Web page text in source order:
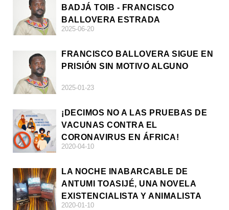
BADJÁ TOIB - FRANCISCO
BALLOVERA ESTRADA
2025-06-20
FRANCISCO BALLOVERA SIGUE EN
PRISIÓN SIN MOTIVO ALGUNO
2025-01-23
¡DECIMOS NO A LAS PRUEBAS DE
VACUNAS CONTRA EL
CORONAVIRUS EN ÁFRICA!
2020-04-10
LA NOCHE INABARCABLE DE
ANTUMI TOASIJÉ, UNA NOVELA
EXISTENCIALISTA Y ANIMALISTA
2020-01-10